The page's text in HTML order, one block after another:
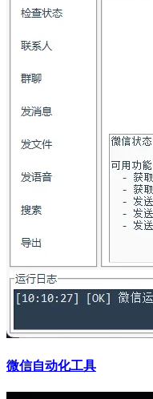
微信自动化工具